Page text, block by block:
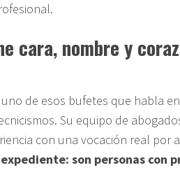
cara, nombre y
uno de esos bufetes que habla
Su equipo de
con una vocación real por
son personas con